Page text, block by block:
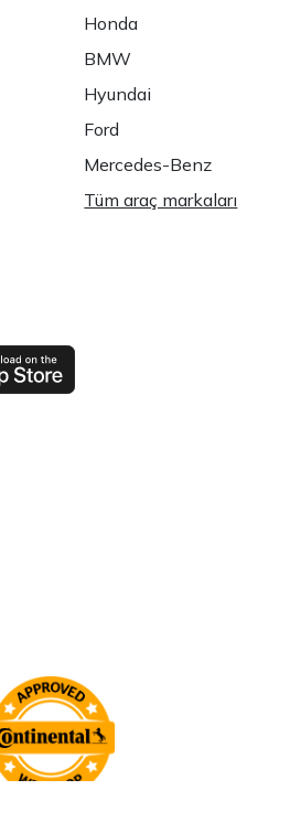
Honda
BMW
Hyundai
Ford
Mercedes-Benz
Tüm araç markaları